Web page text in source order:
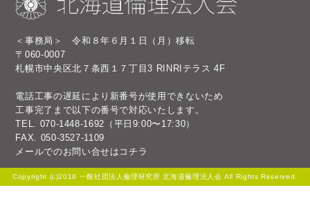
＜事務局＞ 令和８年６月１日（月）移転
〒060-0007
札幌市中央区北７条西１７丁目3 RINRIテラス 4F
電話工事の遅延により新番号が使用できないため
工事完了まで以下の番号で対応いたします。
TEL. 070-1448-1692 （平日9:00〜17:30）
FAX. 050-3527-1109
メールでのお問い合せは コチラ
Copyright (c)2018 一般社団法人倫理研究所 北海道倫理法人会 All Rights Reserved.